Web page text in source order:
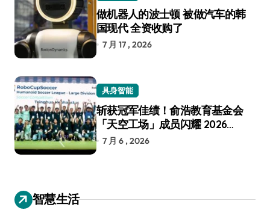
做机器人的波士顿 被做汽车的韩
国现代 全资收购了
7 月 17 , 2026
具身智能
斩获冠军佳绩！俞浩教育基金会
「天空工场」成员闪耀 2026
RoboCup 机器人世界杯
7 月 6 , 2026
智慧生活